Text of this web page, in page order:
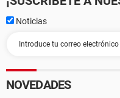
Noticias
NOVEDADES